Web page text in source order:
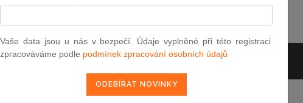
Vyhlášené zněníod 2. 7. 2021
Vaše data jsou u nás v bezpečí. Údaje vyplněné při této registraci
zpracováváme podle podmínek zpracování osobních údajů